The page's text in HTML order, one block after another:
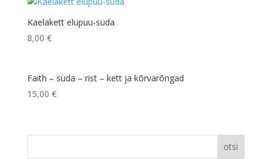
Kaelakett elupuu-süda
8,00 €
Faith – süda – rist – kett ja kõrvarõngad
15,00 €
otsi